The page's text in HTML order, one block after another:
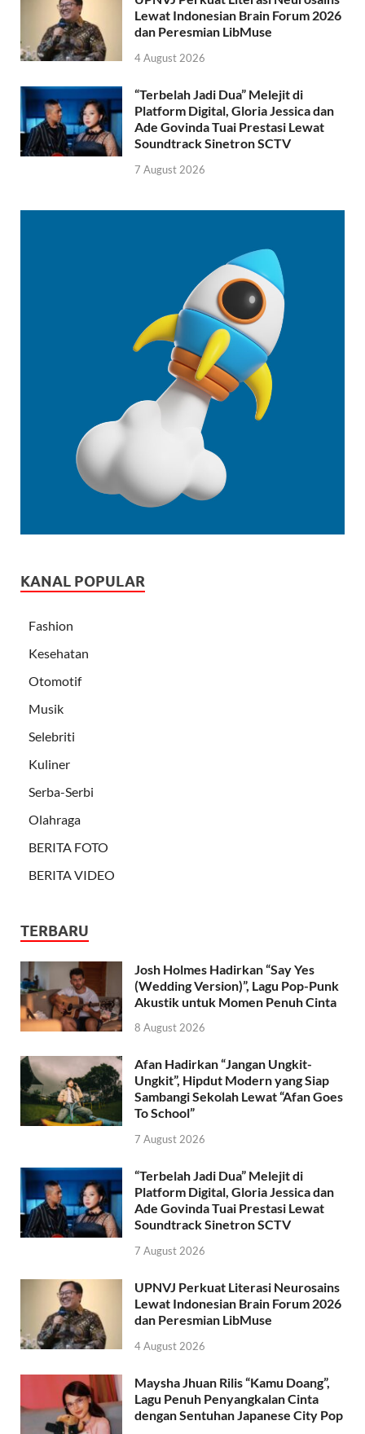
Lewat Indonesian Brain Forum 2026
dan Peresmian LibMuse
4 August 2026
“Terbelah Jadi Dua” Melejit di
Platform Digital, Gloria Jessica dan
Ade Govinda Tuai Prestasi Lewat
Soundtrack Sinetron SCTV
7 August 2026
KANAL POPULAR
Fashion
Kesehatan
Otomotif
Musik
Selebriti
Kuliner
Serba-Serbi
Olahraga
BERITA FOTO
BERITA VIDEO
TERBARU
Josh Holmes Hadirkan “Say Yes
(Wedding Version)”, Lagu Pop-Punk
Akustik untuk Momen Penuh Cinta
8 August 2026
Afan Hadirkan “Jangan Ungkit-
Ungkit”, Hipdut Modern yang Siap
Sambangi Sekolah Lewat “Afan Goes
To School”
7 August 2026
“Terbelah Jadi Dua” Melejit di
Platform Digital, Gloria Jessica dan
Ade Govinda Tuai Prestasi Lewat
Soundtrack Sinetron SCTV
7 August 2026
UPNVJ Perkuat Literasi Neurosains
Lewat Indonesian Brain Forum 2026
dan Peresmian LibMuse
4 August 2026
Maysha Jhuan Rilis “Kamu Doang”,
Lagu Penuh Penyangkalan Cinta
dengan Sentuhan Japanese City Pop